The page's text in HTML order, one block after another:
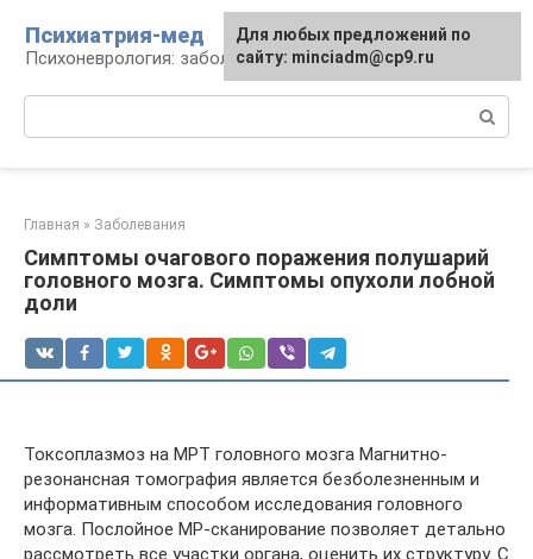
контенту
Психиатрия-мед
Психоневрология: заболевания и терапия
Главная » Заболевания
Симптомы очагового поражения полушарий
головного мозга. Симптомы опухоли лобной
доли
Токсоплазмоз на МРТ головного мозга Магнитно-
резонансная томография является безболезненным и
информативным способом исследования головного
мозга. Послойное МР-сканирование позволяет детально
рассмотреть все участки органа, оценить их структуру. С
Для любых предложений по
сайту: minciadm@cp9.ru